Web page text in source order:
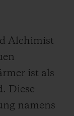
Alchimist
ist als
Diese
namens